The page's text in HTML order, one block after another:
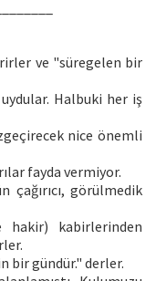
ve "süregelen bir
Halbuki her iş
nice önemli
fayda vermiyor.
görülmedik
kabirlerinden
bir gündür." derler.